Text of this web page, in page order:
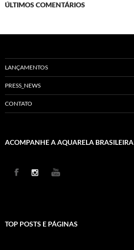
ÚLTIMOS COMENTÁRIOS
LANÇAMENTOS
PRESS_NEWS
CONTATO
ACOMPANHE A AQUARELA BRASILEIRA
TOP POSTS E PÁGINAS